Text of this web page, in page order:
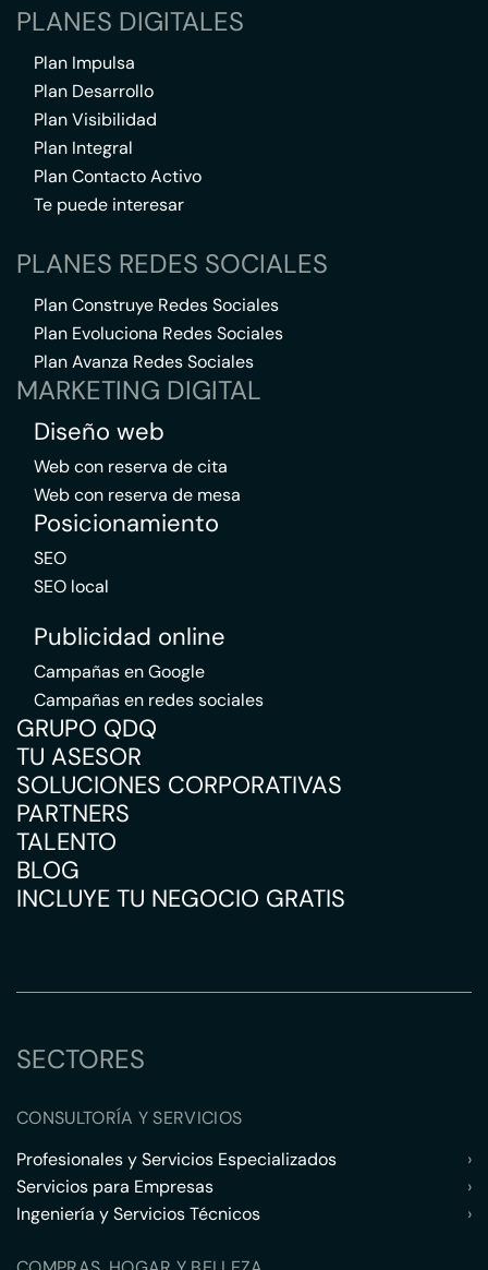
PLANES DIGITALES
Plan Impulsa
Plan Desarrollo
Plan Visibilidad
Plan Integral
Plan Contacto Activo
Te puede interesar
PLANES REDES SOCIALES
Plan Construye Redes Sociales
Plan Evoluciona Redes Sociales
Plan Avanza Redes Sociales
MARKETING DIGITAL
Diseño web
Web con reserva de cita
Web con reserva de mesa
Posicionamiento
SEO
SEO local
Publicidad online
Campañas en Google
Campañas en redes sociales
GRUPO QDQ
TU ASESOR
SOLUCIONES CORPORATIVAS
PARTNERS
TALENTO
BLOG
INCLUYE TU NEGOCIO GRATIS
SECTORES
CONSULTORÍA Y SERVICIOS
Profesionales y Servicios Especializados
›
Servicios para Empresas
›
Ingeniería y Servicios Técnicos
›